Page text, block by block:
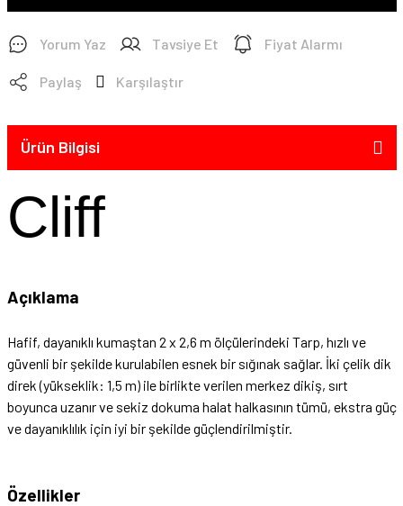
Yorum Yaz Tavsiye Et Fiyat Alarmı
Paylaş Karşılaştır
Ürün Bilgisi
Cliff
Açıklama
Hafif, dayanıklı kumaştan 2 x 2,6 m ölçülerindeki Tarp, hızlı ve
güvenli bir şekilde kurulabilen esnek bir sığınak sağlar. İki çelik dik
direk (yükseklik: 1,5 m) ile birlikte verilen merkez dikiş, sırt
boyunca uzanır ve sekiz dokuma halat halkasının tümü, ekstra güç
ve dayanıklılık için iyi bir şekilde güçlendirilmiştir.
Özellikler